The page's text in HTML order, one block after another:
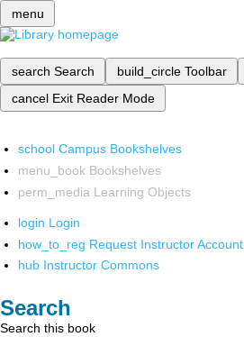
menu
search Search build_circle Toolbar
cancel Exit Reader Mode
school Campus Bookshelves
menu_book Bookshelves
perm_media Learning Objects
login Login
how_to_reg Request Instructor Account
hub Instructor Commons
Search
Search this book